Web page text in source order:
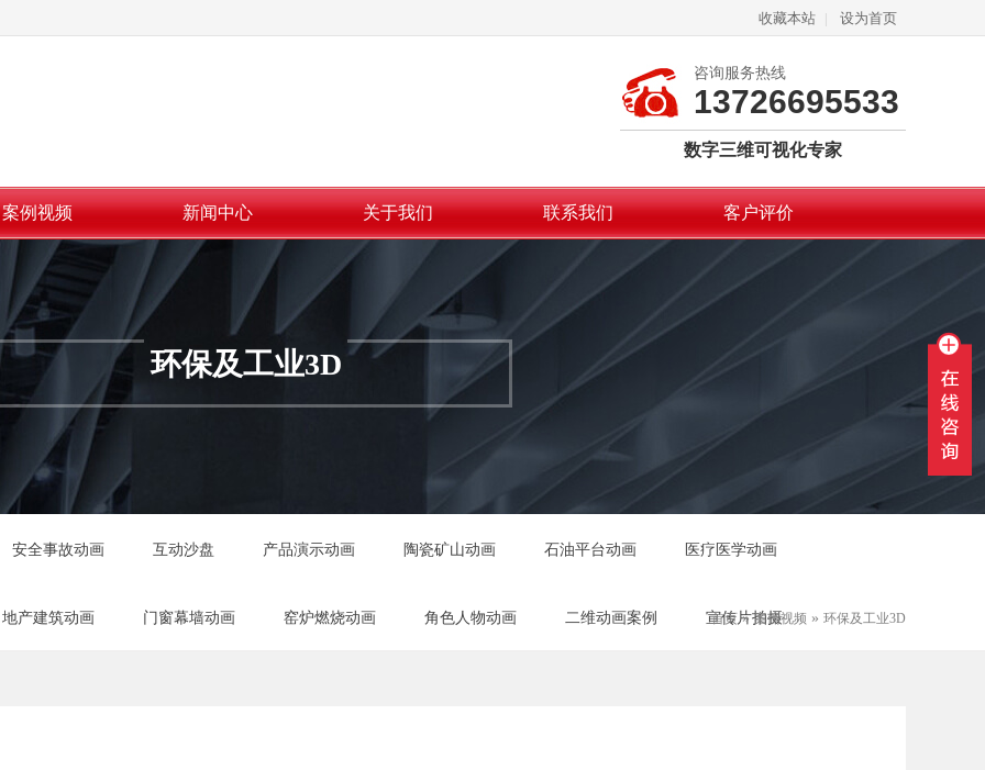
收藏本站 | 设为首页
咨询服务热线
13726695533
数字三维可视化专家
案例视频 新闻中心 关于我们 联系我们 客户评价
环保及工业3D
安全事故动画 互动沙盘 产品演示动画 陶瓷矿山动画 石油平台动画 医疗医学动画
地产建筑动画 门窗幕墙动画 窑炉燃烧动画 角色人物动画 二维动画案例 宣传片拍摄
首页»案例视频 » 环保及工业3D